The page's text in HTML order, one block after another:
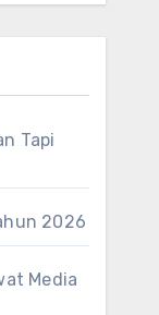
Tapi
2026
Media